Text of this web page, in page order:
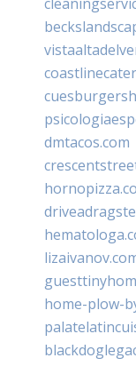
dmtacos.com
home-plow-